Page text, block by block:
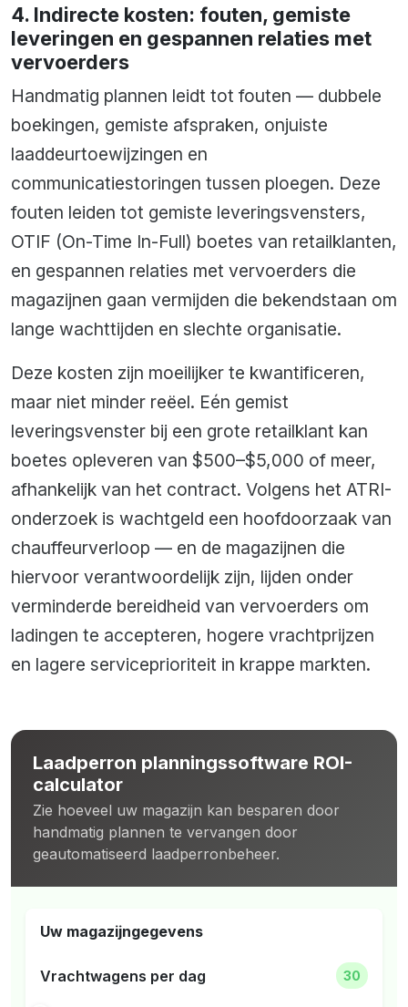
4. Indirecte kosten: fouten, gemiste
leveringen en gespannen relaties met
vervoerders
Handmatig plannen leidt tot fouten — dubbele
boekingen, gemiste afspraken, onjuiste
laaddeurtoewijzingen en
communicatiestoringen tussen ploegen. Deze
fouten leiden tot gemiste leveringsvensters,
OTIF (On-Time In-Full) boetes van retailklanten,
en gespannen relaties met vervoerders die
magazijnen gaan vermijden die bekendstaan om
lange wachttijden en slechte organisatie.
Deze kosten zijn moeilijker te kwantificeren,
maar niet minder reëel. Eén gemist
leveringsvenster bij een grote retailklant kan
boetes opleveren van $500–$5,000 of meer,
afhankelijk van het contract. Volgens het ATRI-
onderzoek is wachtgeld een hoofdoorzaak van
chauffeurverloop — en de magazijnen die
hiervoor verantwoordelijk zijn, lijden onder
verminderde bereidheid van vervoerders om
ladingen te accepteren, hogere vrachtprijzen
en lagere serviceprioriteit in krappe markten.
Laadperron planningssoftware ROI-
calculator
Zie hoeveel uw magazijn kan besparen door
handmatig plannen te vervangen door
geautomatiseerd laadperronbeheer.
Uw magazijngegevens
Vrachtwagens per dag 30